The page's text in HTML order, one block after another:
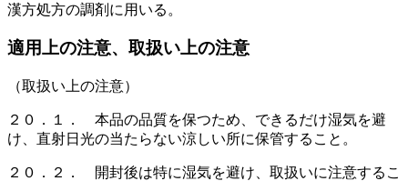
漢方処方の調剤に用いる。
適用上の注意、取扱い上の注意
（取扱い上の注意）
２０．１． 本品の品質を保つため、できるだけ湿気を避
け、直射日光の当たらない涼しい所に保管すること。
２０．２． 開封後は特に湿気を避け、取扱いに注意するこ